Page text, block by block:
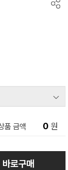
품 금액 0 원
바로구매